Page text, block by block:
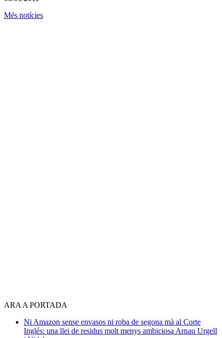
Més notícies
ARA A PORTADA
Ni Amazon sense envasos ni roba de segona mà al Corte
Inglés: una llei de residus molt menys ambiciosa Arnau Urgell